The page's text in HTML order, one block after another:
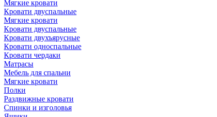
Мягкие кровати
Кровати двуспальные
Мягкие кровати
Кровати двуспальные
Кровати двухъярусные
Кровати односпальные
Кровати чердаки
Матрасы
Мебель для спальни
Мягкие кровати
Полки
Раздвижные кровати
Спинки и изголовья